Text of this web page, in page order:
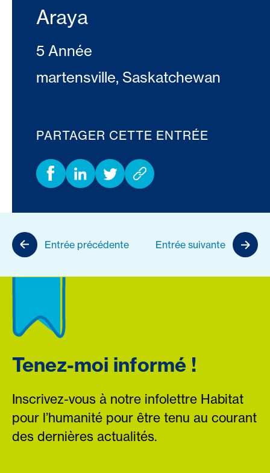
Araya
5 Année
martensville, Saskatchewan
PARTAGER CETTE ENTRÉE
Entrée précédente Entrée suivante
Tenez-moi informé !
Inscrivez-vous à notre infolettre Habitat
pour l’humanité pour être tenu au courant
des dernières actualités.